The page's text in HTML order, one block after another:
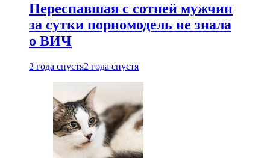
Переспавшая с сотней мужчин
за сутки порномодель не знала
о ВИЧ
2 года спустя2 года спустя